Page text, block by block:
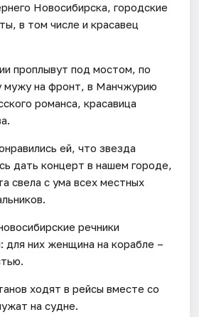
Новосибирска, городские
в том числе и красавец
проплывут под мостом, по
мужу на фронт, в Манчжурию
романса, красавица
ей, что звезда
дать концерт в нашем городе,
свела с ума всех местных
речники
для них женщина на корабле –
ходят в рейсы вместе со
на судне.